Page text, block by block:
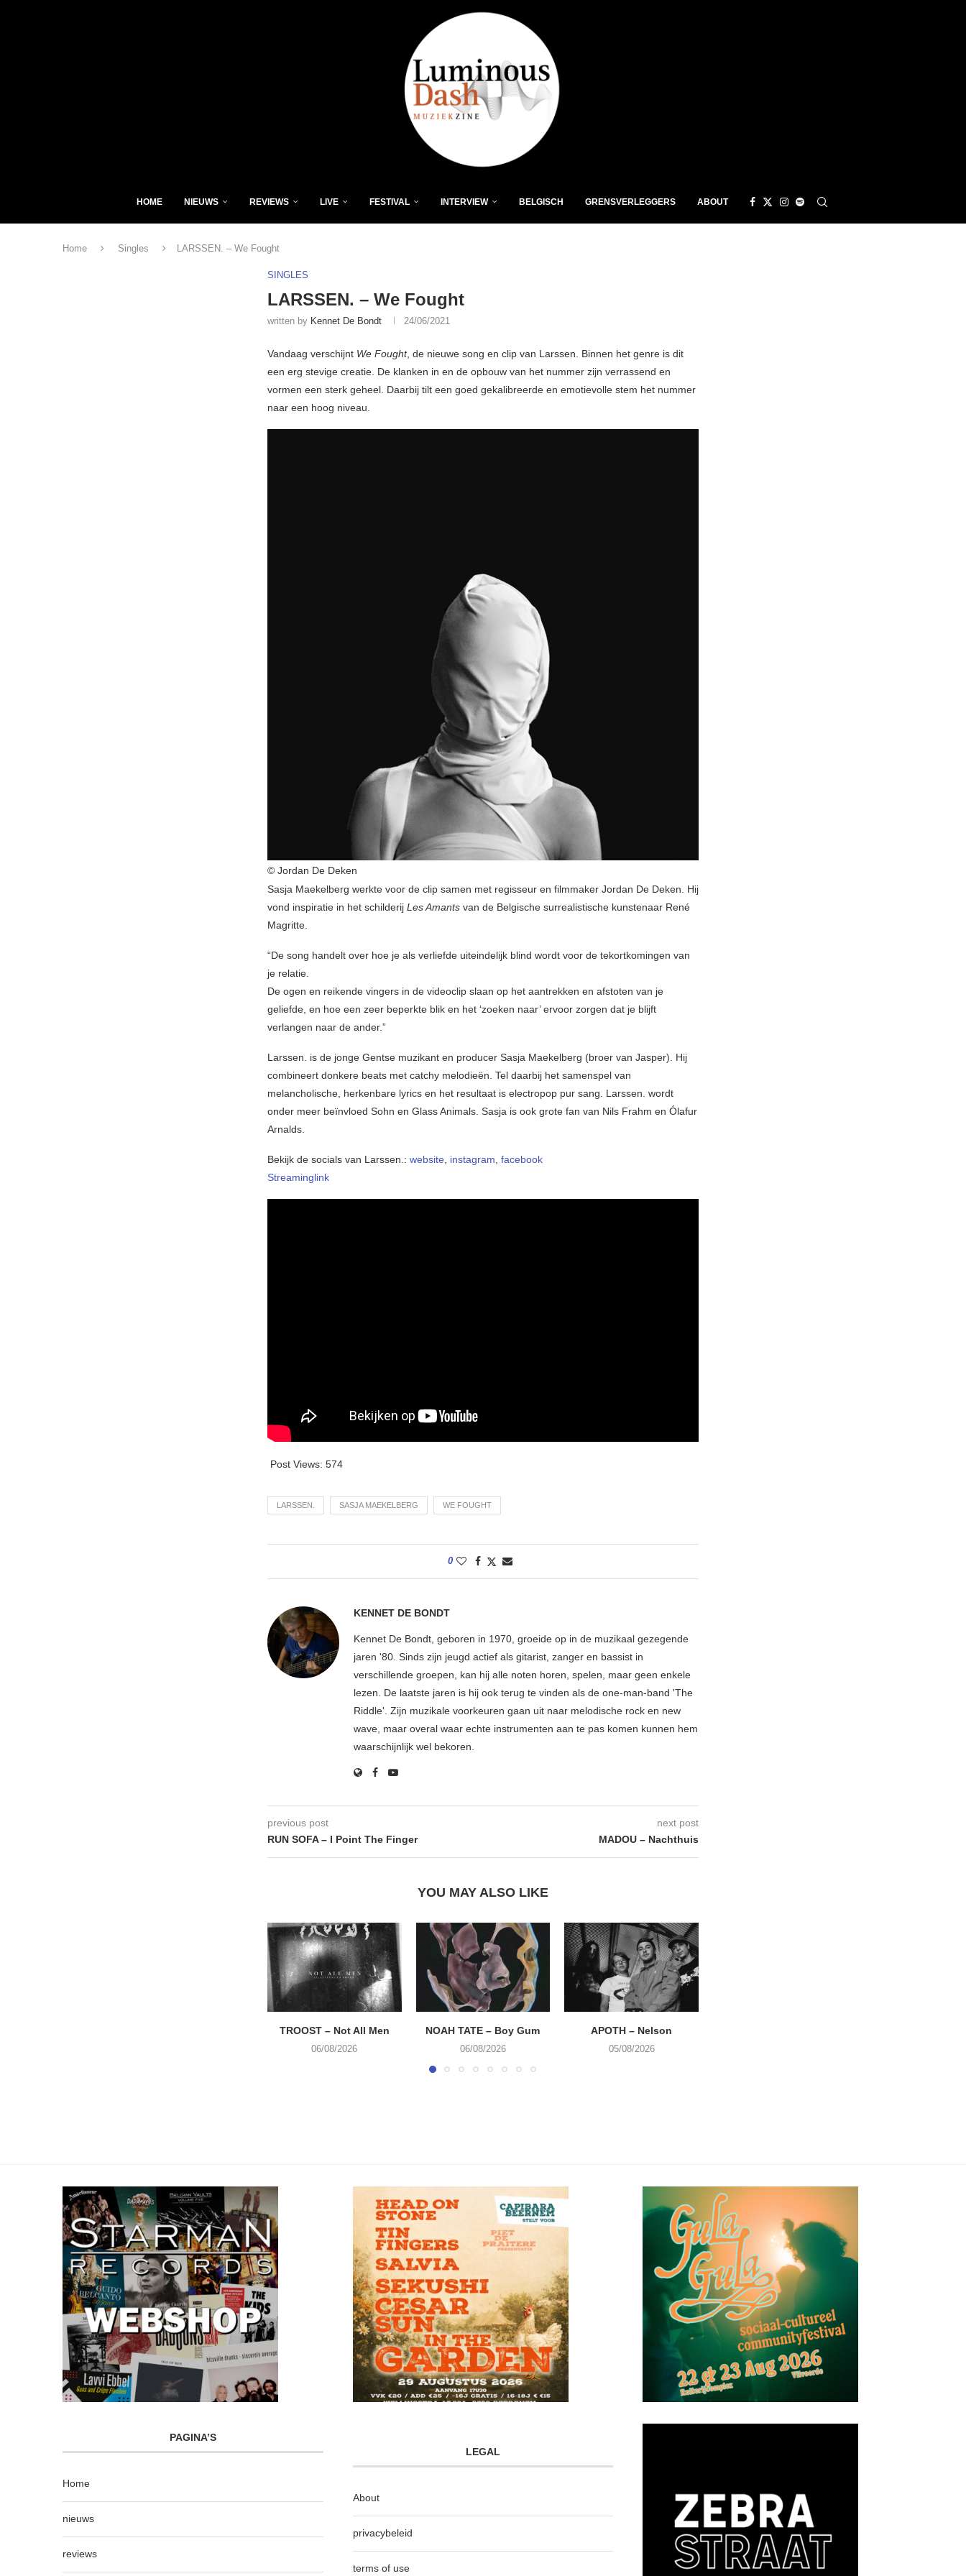
HOME NIEUWS REVIEWS LIVE FESTIVAL INTERVIEW BELGISCH GRENSVERLEGGERS ABOUT
Home Singles LARSSEN. – We Fought
SINGLES
LARSSEN. – We Fought
written by Kennet De Bondt 24/06/2021
Vandaag verschijnt We Fought, de nieuwe song en clip van Larssen. Binnen het genre is dit
een erg stevige creatie. De klanken in en de opbouw van het nummer zijn verrassend en
vormen een sterk geheel. Daarbij tilt een goed gekalibreerde en emotievolle stem het nummer
naar een hoog niveau.
© Jordan De Deken
Sasja Maekelberg werkte voor de clip samen met regisseur en filmmaker Jordan De Deken. Hij
vond inspiratie in het schilderij Les Amants van de Belgische surrealistische kunstenaar René
Magritte.
“De song handelt over hoe je als verliefde uiteindelijk blind wordt voor de tekortkomingen van
je relatie.
De ogen en reikende vingers in de videoclip slaan op het aantrekken en afstoten van je
geliefde, en hoe een zeer beperkte blik en het ‘zoeken naar’ ervoor zorgen dat je blijft
verlangen naar de ander.”
Larssen. is de jonge Gentse muzikant en producer Sasja Maekelberg (broer van Jasper). Hij
combineert donkere beats met catchy melodieën. Tel daarbij het samenspel van
melancholische, herkenbare lyrics en het resultaat is electropop pur sang. Larssen. wordt
onder meer beïnvloed Sohn en Glass Animals. Sasja is ook grote fan van Nils Frahm en Ólafur
Arnalds.
Bekijk de socials van Larssen.: website, instagram, facebook
Streaminglink
Post Views: 574
LARSSEN. SASJA MAEKELBERG WE FOUGHT
0
KENNET DE BONDT
Kennet De Bondt, geboren in 1970, groeide op in de muzikaal gezegende
jaren '80. Sinds zijn jeugd actief als gitarist, zanger en bassist in
verschillende groepen, kan hij alle noten horen, spelen, maar geen enkele
lezen. De laatste jaren is hij ook terug te vinden als de one-man-band 'The
Riddle'. Zijn muzikale voorkeuren gaan uit naar melodische rock en new
wave, maar overal waar echte instrumenten aan te pas komen kunnen hem
waarschijnlijk wel bekoren.
previous post
RUN SOFA – I Point The Finger
next post
MADOU – Nachthuis
YOU MAY ALSO LIKE
TROOST – Not All Men
06/08/2026
NOAH TATE – Boy Gum
06/08/2026
APOTH – Nelson
05/08/2026
PAGINA’S
Home
nieuws
reviews
LEGAL
About
privacybeleid
terms of use